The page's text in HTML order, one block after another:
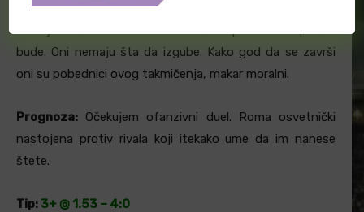
masku sa likom trenera kako bi mu pružili podršku. Nema
bude. Oni nemaju šta da izgube. Kako god da se završi
oni su pobednici ovog takmičenja, makar moralni.
Prognoza: Očekujem ofanzivni duel. Roma osvetnički
nastojena protiv rivala koji itekako ume da im nanese
štete.
Tip: 3+ @ 1.53 – 4:0